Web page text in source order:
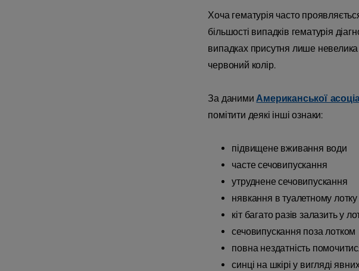
Хоча гематурія часто
більшості випадків гематурія
випадках присутня лише невелика
червоний колір.
За данимиАмериканської
помітити деякі інші ознаки:
підвищене вживання води
часте сечовипускання
утруднене сечовипускання
нявкання в туалетному лотку
кіт багато разів залазить у
сечовипускання поза лотком
повна нездатність
синці на шкірі у вигляді